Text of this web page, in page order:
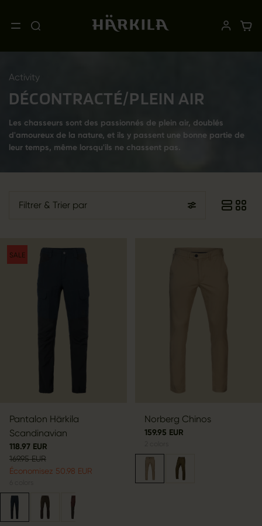
Activity
DÉCONTRACTÉ/PLEIN AIR
Les chasseurs sont des passionnés de plein air, doublés
d'amoureux de la nature, et ils y passent une bonne partie de
leur temps, même lorsqu'ils ne chassent pas.
Filtrer & Trier par
SALE
Pantalon Härkila
Scandinavian
118.97 EUR
169.95 EUR
Économisez 50.98 EUR
Norberg Chinos
159.95 EUR